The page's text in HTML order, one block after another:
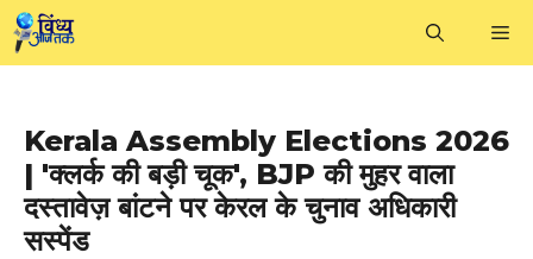
Skip
to
Kerala Assembly Elections 2026
| 'क्लर्क की बड़ी चूक', BJP की मुहर वाला
दस्तावेज़ बांटने पर केरल के चुनाव अधिकारी
सस्पेंड